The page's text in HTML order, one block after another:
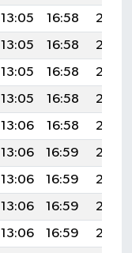
13:05 16:58
20:25
13:05 16:58
20:25
13:05 16:58
20:26
13:05 16:58
20:27
13:06 16:58
20:27
13:06 16:59
20:28
13:06 16:59
20:29
13:06 16:59
20:29
13:06 16:59
20:30